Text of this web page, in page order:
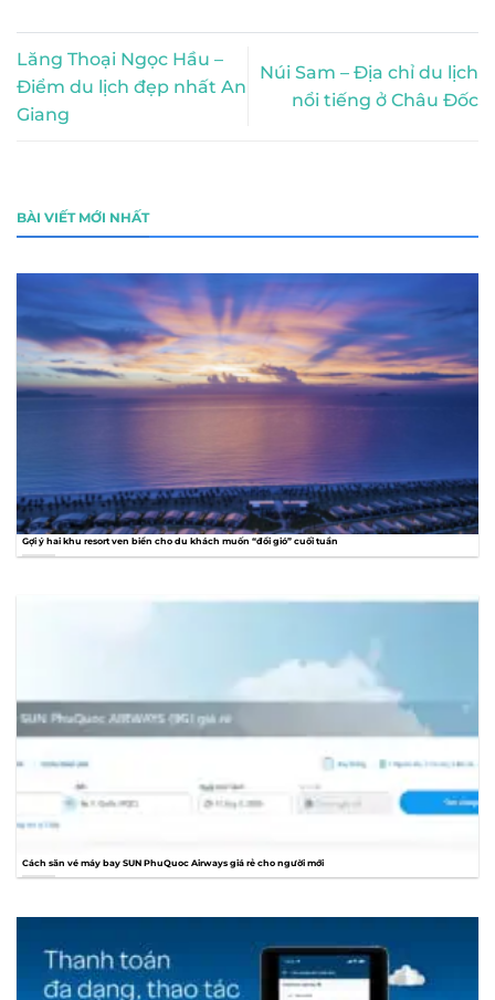
Lăng Thoại Ngọc Hầu –
Điểm du lịch đẹp nhất An
Giang
Núi Sam – Địa chỉ du lịch
nổi tiếng ở Châu Đốc
BÀI VIẾT MỚI NHẤT
Gợi ý hai khu resort ven biển cho du khách muốn “đổi gió” cuối tuần
Cách săn vé máy bay SUN PhuQuoc Airways giá rẻ cho người mới